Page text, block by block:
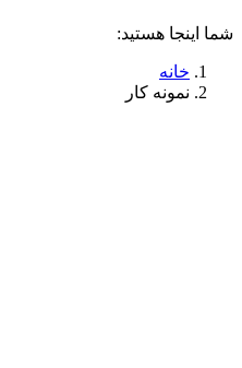
شما اینجا هستید:
خانه
نمونه کار